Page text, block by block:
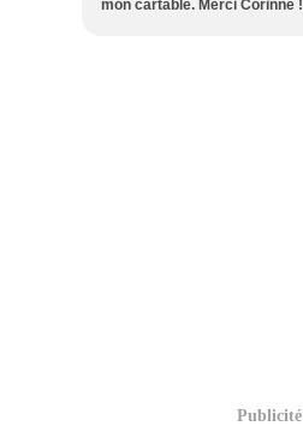
mon cartable. Merci Corinne !
Publicité